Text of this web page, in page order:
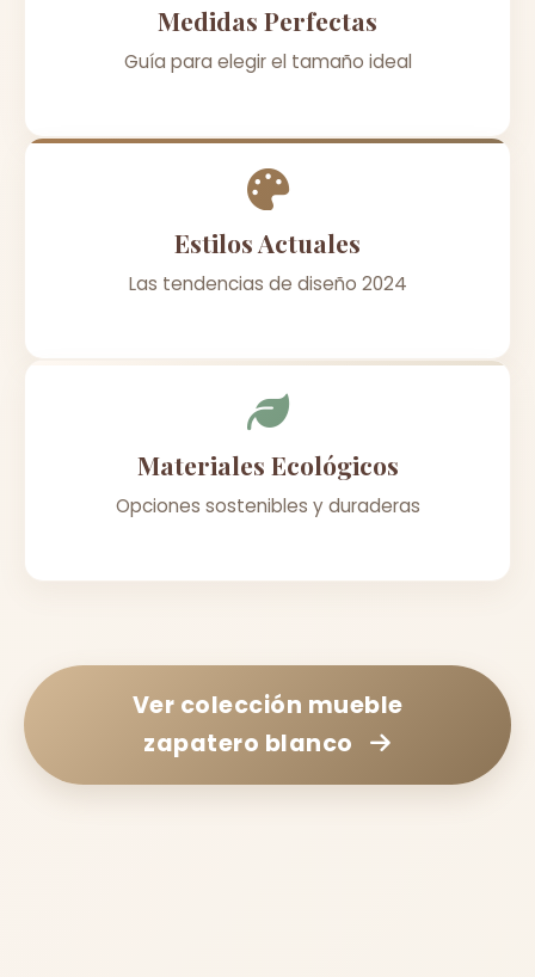
Medidas Perfectas
Guía para elegir el tamaño ideal
Estilos Actuales
Las tendencias de diseño 2024
Materiales Ecológicos
Opciones sostenibles y duraderas
Ver colección mueble
zapatero blanco